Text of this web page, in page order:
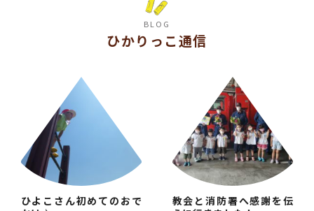
BLOG
ひかりっこ通信
ひよこさん初めてのおで
教会と消防署へ感謝を伝